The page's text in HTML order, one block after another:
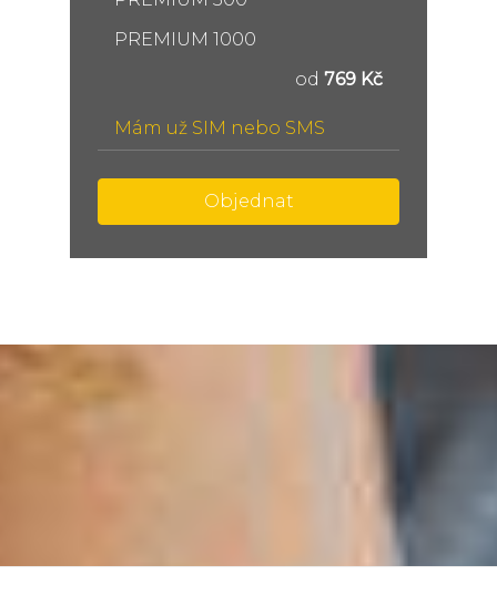
PREMIUM 1000
od 769 Kč
Mám už SIM nebo SMS
Objednat